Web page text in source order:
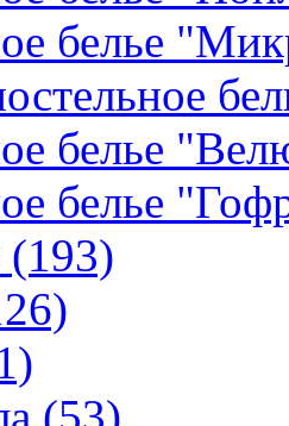
белье
белье
белье
(193)